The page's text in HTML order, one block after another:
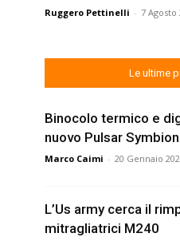
Ruggero Pettinelli - 7 Agosto
Le ultime
Binocolo termico e
nuovo Pulsar Symbion
Marco Caimi - 20 Gennaio
L’Us army cerca il
mitragliatrici M240